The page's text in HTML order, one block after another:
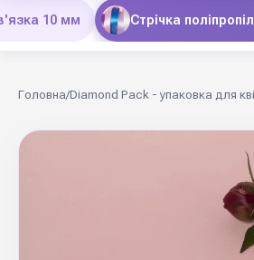
10 мм Стрічка
Головна/Diamond Pack - упаковка для